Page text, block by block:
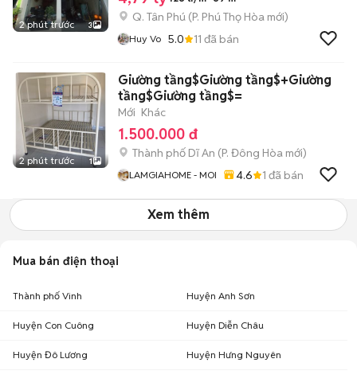
2 phút trước 3
Q. Tân Phú (P. Phú Thọ Hòa mới)
Huy Vo 5.0 11 đã bán
2 phút trước 1
Giường tầng$Giường tầng$+Giường
tầng$Giường tầng$=
Mới Khác
1.500.000 đ
Thành phố Dĩ An (P. Đông Hòa mới)
LAMGIAHOME - MOI 4.6 1 đã bán
Xem thêm
Mua bán điện thoại
Thành phố Vinh Huyện Anh Sơn
Huyện Con Cuông Huyện Diễn Châu
Huyện Đô Lương Huyện Hưng Nguyên